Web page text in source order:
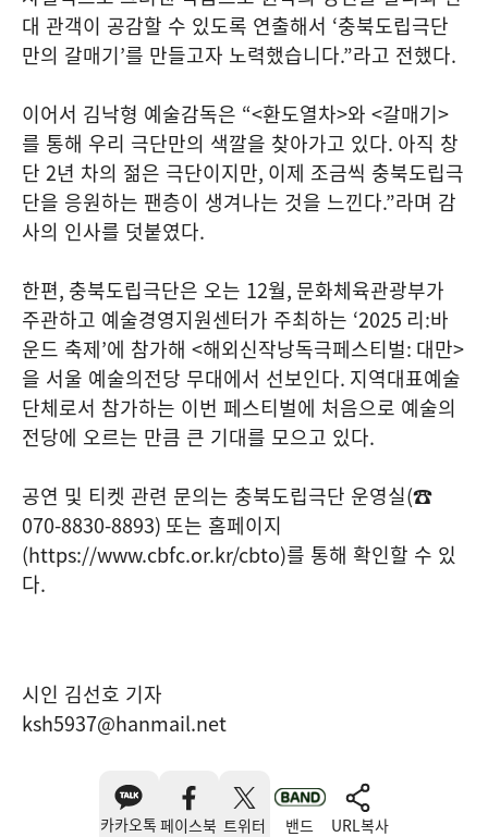
대 관객이 공감할 수 있도록 연출해서 ‘충북도립극단
만의 갈매기’를 만들고자 노력했습니다.”라고 전했다.
이어서 김낙형 예술감독은 “<환도열차>와 <갈매기>
를 통해 우리 극단만의 색깔을 찾아가고 있다. 아직 창
단 2년 차의 젊은 극단이지만, 이제 조금씩 충북도립극
단을 응원하는 팬층이 생겨나는 것을 느낀다.”라며 감
사의 인사를 덧붙였다.
한편, 충북도립극단은 오는 12월, 문화체육관광부가
주관하고 예술경영지원센터가 주최하는 ‘2025 리:바
운드 축제’에 참가해 <해외신작낭독극페스티벌: 대만>
을 서울 예술의전당 무대에서 선보인다. 지역대표예술
단체로서 참가하는 이번 페스티벌에 처음으로 예술의
전당에 오르는 만큼 큰 기대를 모으고 있다.
공연 및 티켓 관련 문의는 충북도립극단 운영실(☎
070-8830-8893) 또는 홈페이지
(https://www.cbfc.or.kr/cbto)를 통해 확인할 수 있
다.
시인 김선호 기자
ksh5937@hanmail.net
카카오톡 페이스북 트위터 밴드 URL복사